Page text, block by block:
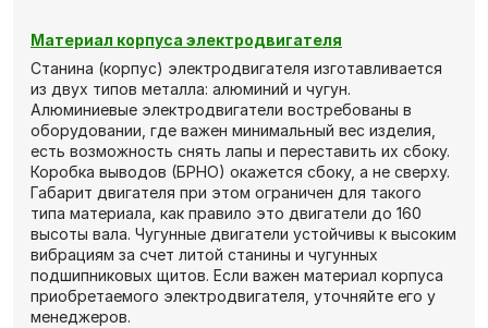
Материал корпуса электродвигателя
Станина (корпус) электродвигателя изготавливается
из двух типов металла: алюминий и чугун.
Алюминиевые электродвигатели востребованы в
оборудовании, где важен минимальный вес изделия,
есть возможность снять лапы и переставить их сбоку.
Коробка выводов (БРНО) окажется сбоку, а не сверху.
Габарит двигателя при этом ограничен для такого
типа материала, как правило это двигатели до 160
высоты вала. Чугунные двигатели устойчивы к высоким
вибрациям за счет литой станины и чугунных
подшипниковых щитов. Если важен материал корпуса
приобретаемого электродвигателя, уточняйте его у
менеджеров.